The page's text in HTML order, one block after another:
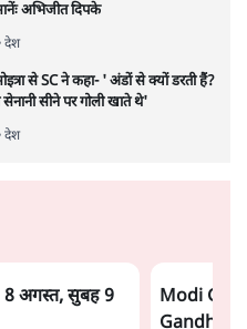
में पहचानी जाने वाली
‘बालिका वधू’, की वजह से
सा का किरदार निभाया था।
में पहचानी जाने वाली
‘बालिका वधू’, की वजह
पर चले इस सीरियल में